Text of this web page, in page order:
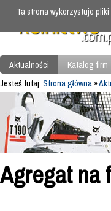
Aktualności Katalog firm
Jesteś tutaj: Strona główna»
Agregat na
Ta strona wykorzystuje